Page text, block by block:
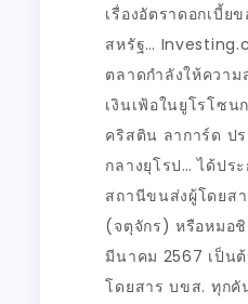
เรื่องอัตราดอกเบี้ย
สหรัฐ…
ตลาดกำลังให้ควา
เงินเฟ้อในยูโรโซ
คริสติน ลาการ์ด ป
กลางยุโรป… ได้ปร
สถานีขนส่งผู้โดยสา
(จตุจักร) หรือหมอ
มีนาคม 2567 เป็น
โดยสาร บขส. ทุกคั